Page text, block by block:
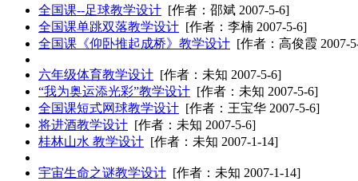
全国课--足球教学设计 [作者：邵斌 2007-5-6]
全国课单跳双落教学设计 [作者：李楠 2007-5-6]
全国课《仰卧推起成桥》教学设计 [作者：高俊霞 2007-
六年级体育教学设计 [作者：未知 2007-5-6]
“我为奥运添光彩”教学设计 [作者：未知 2007-5-6]
全国课短式网球教学设计 [作者：王宝华 2007-5-6]
将进酒教学设计 [作者：未知 2007-5-6]
桂林山水 教学设计 [作者：未知 2007-1-14]
宇宙生命之谜教学设计 [作者：未知 2007-1-14]